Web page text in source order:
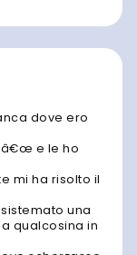
dove ero
e le ho
mi ha risolto il
una
qualcosina in